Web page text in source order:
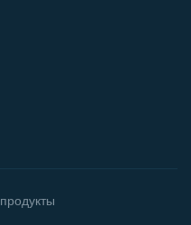
продукты